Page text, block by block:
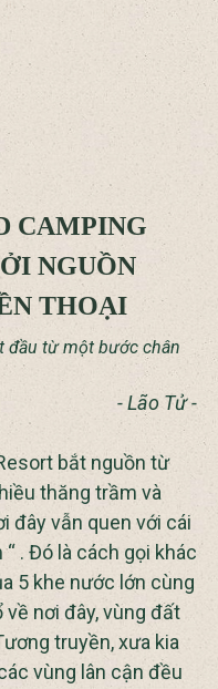
CAMPING
NGUỒN
THOẠI
đầu từ một bước chân
- Lão Tử -
bắt nguồn từ
thăng trầm và
đây vẫn quen với cái
. Đó là cách gọi khác
5 khe nước lớn cùng
nơi đây, vùng đất
truyền, xưa kia
vùng lân cận đều